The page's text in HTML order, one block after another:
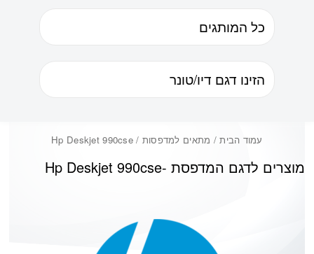
עמוד הבית/ מתאים למדפסות / Hp Deskjet 990cse
Hp Deskjet 990cseמוצרים לדגם המדפסת -